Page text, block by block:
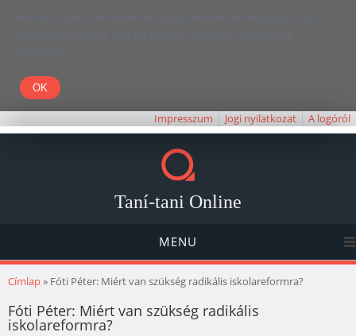
Kedves Olvasó! Weboldalunk böngészésével Ön elfogadja, hogy a
felhasználói élmény javítása céljából cookie-kat használunk.
Köszönjük!
Impresszum Jogi nyilatkozat A logóról
Taní-tani Online
MENU
Jelenlegi hely
Címlap» Fóti Péter: Miért van szükség radikális iskolareformra?
Fóti Péter: Miért van szükség radikális
iskolareformra?